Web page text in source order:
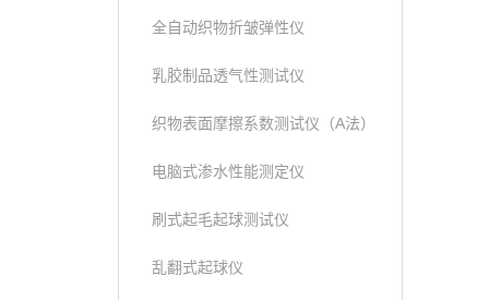
全自动织物折皱弹性仪
乳胶制品透气性测试仪
织物表面摩擦系数测试仪（A法）
电脑式渗水性能测定仪
刷式起毛起球测试仪
乱翻式起球仪